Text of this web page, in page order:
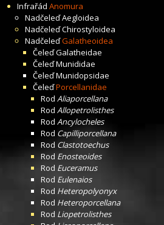
Infrařád Anomura
NadčeleďAegloidea
NadčeleďChirostyloidea
NadčeleďGalatheoidea
ČeleďGalatheidae
ČeleďMunididae
ČeleďMunidopsidae
ČeleďPorcellanidae
Rod Aliaporcellana
Rod Allopetrolisthes
Rod Ancylocheles
Rod Capilliporcellana
Rod Clastotoechus
Rod Enosteoides
Rod Euceramus
Rod Eulenaios
Rod Heteropolyonyx
Rod Heteroporcellana
Rod Liopetrolisthes